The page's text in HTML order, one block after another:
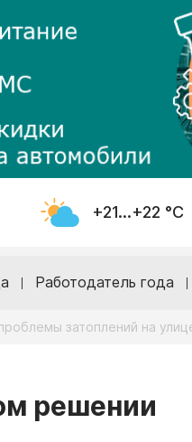
+21...+22 °С
Работодатель года
затоплений на
решении